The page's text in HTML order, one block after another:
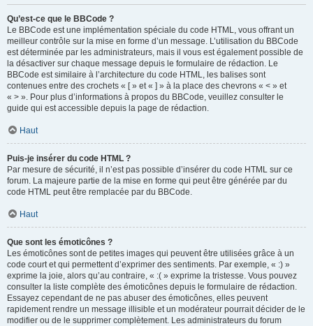
Qu’est-ce que le BBCode ?
Le BBCode est une implémentation spéciale du code HTML, vous offrant un
meilleur contrôle sur la mise en forme d’un message. L’utilisation du BBCode
est déterminée par les administrateurs, mais il vous est également possible de
la désactiver sur chaque message depuis le formulaire de rédaction. Le
BBCode est similaire à l’architecture du code HTML, les balises sont
contenues entre des crochets « [ » et « ] » à la place des chevrons « < » et
« > ». Pour plus d’informations à propos du BBCode, veuillez consulter le
guide qui est accessible depuis la page de rédaction.
Haut
Puis-je insérer du code HTML ?
Par mesure de sécurité, il n’est pas possible d’insérer du code HTML sur ce
forum. La majeure partie de la mise en forme qui peut être générée par du
code HTML peut être remplacée par du BBCode.
Haut
Que sont les émoticônes ?
Les émoticônes sont de petites images qui peuvent être utilisées grâce à un
code court et qui permettent d’exprimer des sentiments. Par exemple, « :) »
exprime la joie, alors qu’au contraire, « :( » exprime la tristesse. Vous pouvez
consulter la liste complète des émoticônes depuis le formulaire de rédaction.
Essayez cependant de ne pas abuser des émoticônes, elles peuvent
rapidement rendre un message illisible et un modérateur pourrait décider de le
modifier ou de le supprimer complètement. Les administrateurs du forum